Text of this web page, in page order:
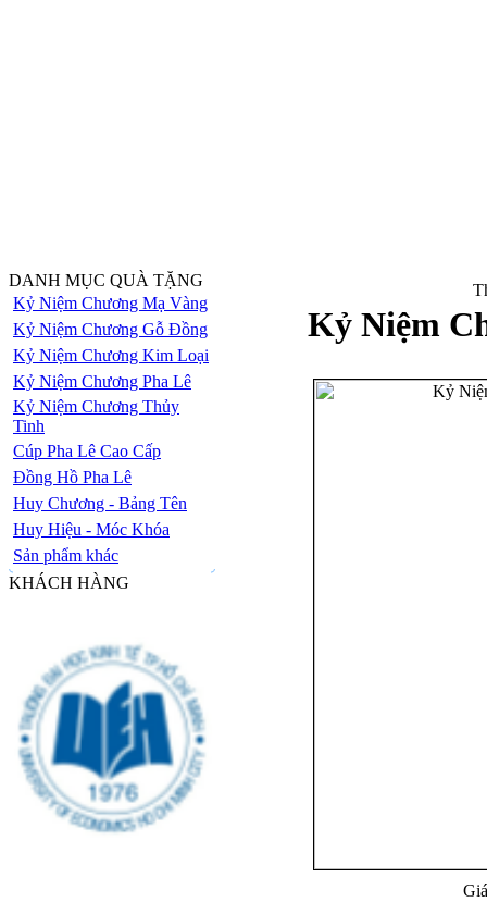
DANH MỤC QUÀ TẶNG
Kỷ Niệm Chương Mạ Vàng
Kỷ Niệm Chương Gỗ Đồng
Kỷ Niệm Chương Kim Loại
Kỷ Niệm Chương Pha Lê
Kỷ Niệm Chương Thủy
Tinh
Cúp Pha Lê Cao Cấp
Đồng Hồ Pha Lê
Huy Chương - Bảng Tên
Huy Hiệu - Móc Khóa
Sản phẩm khác
KHÁCH HÀNG
Kỷ Niệm